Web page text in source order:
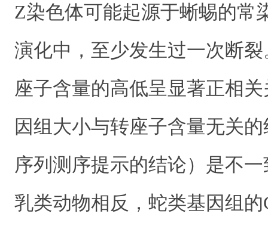
Z染色体可能起源于蜥蜴的常
演化中，至少发生过一次断
座子含量的高低呈显著正相
因组大小与转座子含量无关
序列测序提示的结论）是不
乳类动物相反，蛇类基因组